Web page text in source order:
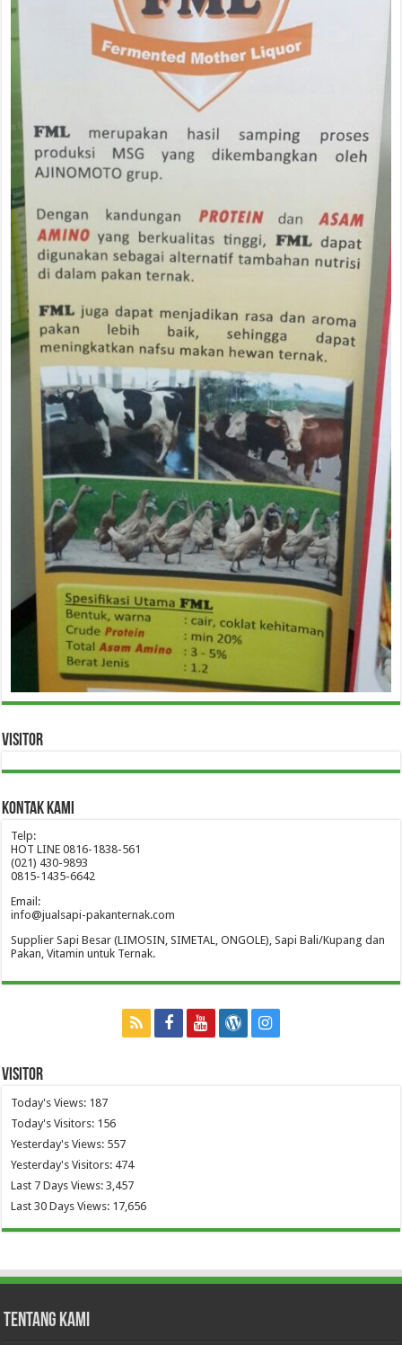
Visitor
Kontak Kami
Telp:
HOT LINE 0816-1838-561
(021) 430-9893
0815-1435-6642
Email:
info@jualsapi-pakanternak.com
Supplier Sapi Besar (LIMOSIN, SIMETAL, ONGOLE), Sapi Bali/Kupang dan
Pakan, Vitamin untuk Ternak.
Visitor
Today's Views: 187
Today's Visitors: 156
Yesterday's Views: 557
Yesterday's Visitors: 474
Last 7 Days Views:3,457
Last 30 Days Views: 17,656
Tentang Kami